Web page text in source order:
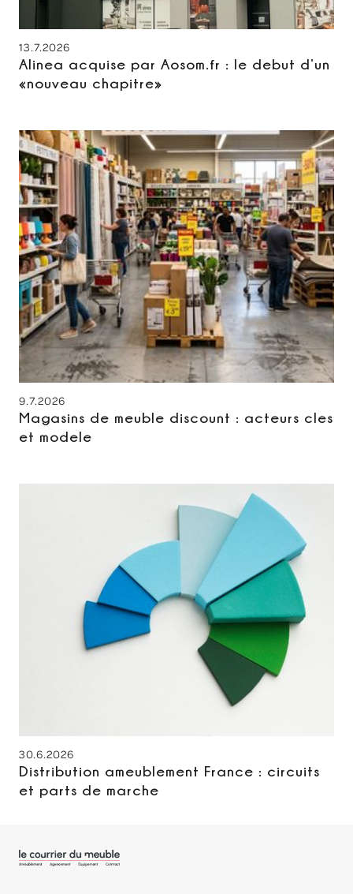
13.7.2026
Alinea acquise par Aosom.fr : le debut d’un
«nouveau chapitre»
9.7.2026
Magasins de meuble discount : acteurs cles
et modele
30.6.2026
Distribution ameublement France : circuits
et parts de marche